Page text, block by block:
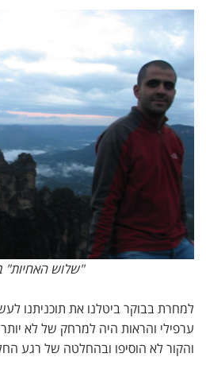
"שלוש האחיות"
למחרת בבוקר ביטלנו את תוכניתנו
והקור לא הוסיפו ובהחלטה של רגע